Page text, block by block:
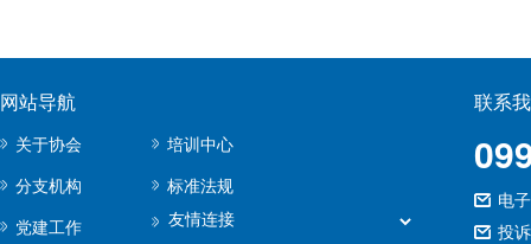
网站导航
关于协会
分支机构
党建工作
培训中心
标准法规
联系
电
投